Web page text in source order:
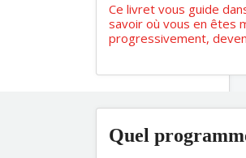
Ce livret vous guide
savoir où vous en êtes
progressivement,
Quel